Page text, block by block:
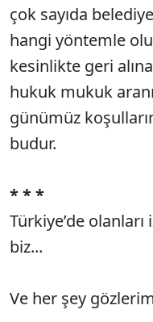
çok sayıda
hangi yöntemle
kesinlikte geri
hukuk mukuk
günümüz
budur.
* * *
Türkiye’de
biz...
Ve her şey